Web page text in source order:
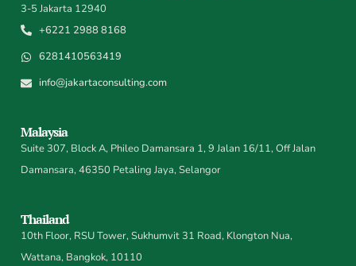
3-5 Jakarta 12940
+6221 2988 8168
6281410563419
info@jakartaconsulting.com
Malaysia
Suite 307, Block A, Phileo Damansara 1, 9 Jalan 16/11, Off Jalan
Damansara, 46350 Petaling Jaya, Selangor
Thailand
10th Floor, RSU Tower, Sukhumvit 31 Road, Klongton Nua,
Wattana, Bangkok, 10110